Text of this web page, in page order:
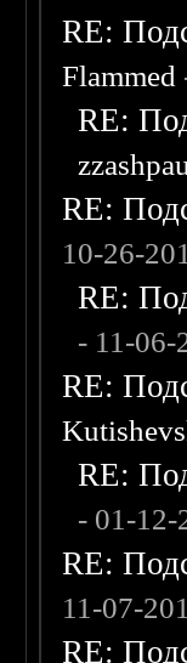
RE:
Flammed
RE:
RE:
10-26-
RE:
- 11-06-
RE:
RE:
- 01-12-
RE:
11-07-
RE: